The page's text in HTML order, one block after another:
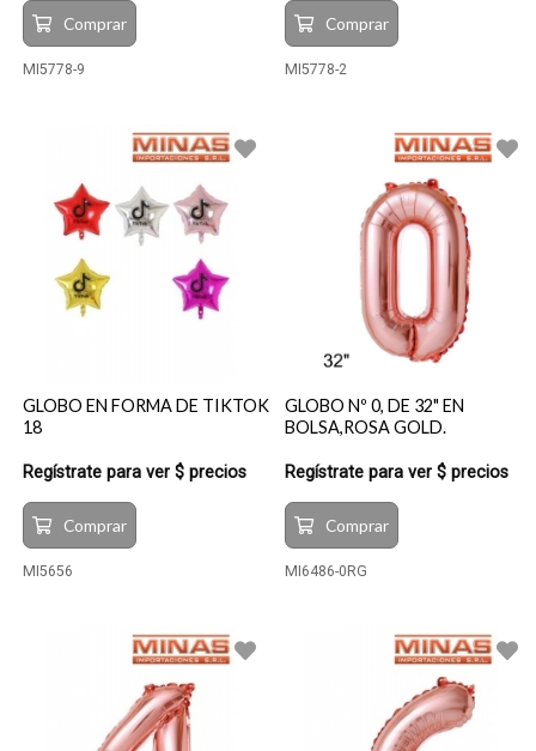
Comprar
MI5778-9
Comprar
MI5778-2
GLOBO EN FORMA DE TIKTOK
18
Regístrate para ver $ precios
Comprar
MI5656
GLOBO Nº 0, DE 32" EN
BOLSA,ROSA GOLD.
Regístrate para ver $ precios
Comprar
MI6486-0RG